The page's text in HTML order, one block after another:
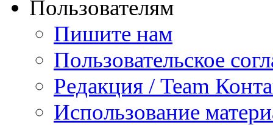
Пользователям
Пишите нам
Пользовательское
Редакция / Team
Использование